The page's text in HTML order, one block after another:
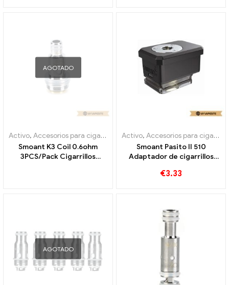
AGOTADO
Activo, Accesorios para cigarrillos electrónicos ,Evaporador
Smoant K3 Coil 0.6ohm
3PCS/Pack Cigarrillos
Activo, Accesorios para cigarrillos electrónicos
Smoant Pasito II 510
Adaptador de cigarrillos
personalizado
€3.33
AGOTADO